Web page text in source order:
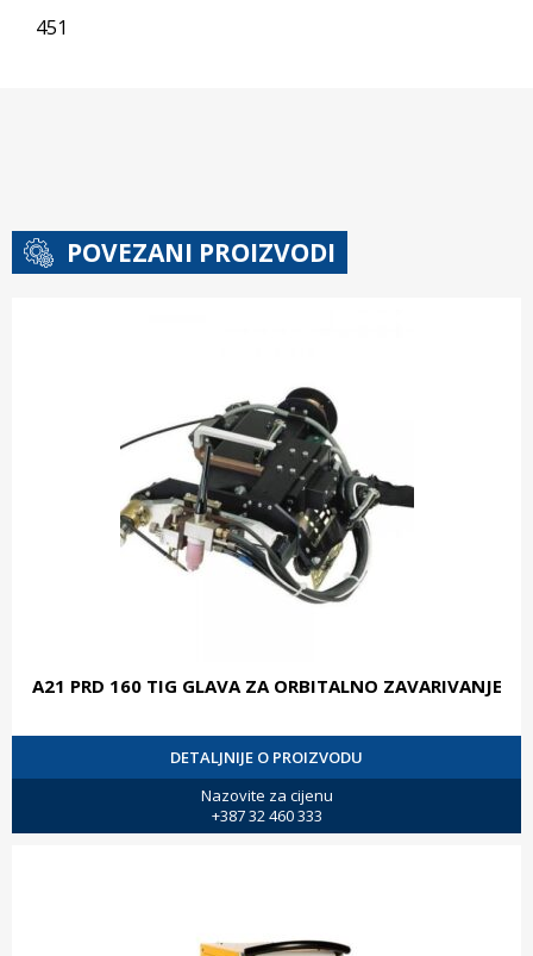
451
POVEZANI PROIZVODI
A21 PRD 160 TIG GLAVA ZA ORBITALNO ZAVARIVANJE
DETALJNIJE O PROIZVODU
Nazovite za cijenu
+387 32 460 333